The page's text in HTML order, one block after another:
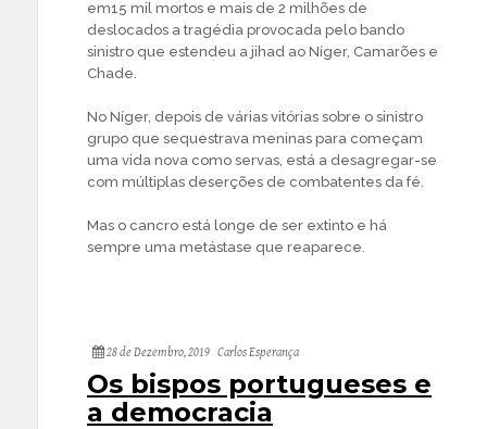
em15 mil mortos e mais de 2 milhões de
deslocados a tragédia provocada pelo bando
sinistro que estendeu a jihad ao Níger, Camarões e
Chade.
No Níger, depois de várias vitórias sobre o sinistro
grupo que sequestrava meninas para começam
uma vida nova como servas, está a desagregar-se
com múltiplas deserções de combatentes da fé.
Mas o cancro está longe de ser extinto e há
sempre uma metástase que reaparece.
28 de Dezembro, 2019 Carlos Esperança
Os bispos portugueses e
a democracia